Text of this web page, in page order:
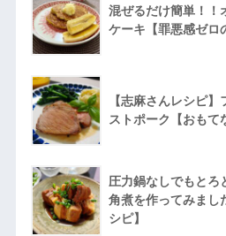
混ぜるだけ簡単！！
ケーキ【罪悪感ゼロ
【志麻さんレシピ
ストポーク【おもて
圧力鍋なしでもとろ
角煮を作ってみまし
シピ】